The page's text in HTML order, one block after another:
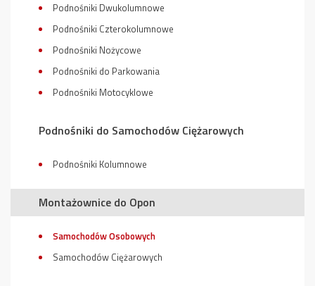
Podnośniki Dwukolumnowe
Podnośniki Czterokolumnowe
Podnośniki Nożycowe
Podnośniki do Parkowania
Podnośniki Motocyklowe
Podnośniki do Samochodów Ciężarowych
Podnośniki Kolumnowe
Montażownice do Opon
Samochodów Osobowych
Samochodów Ciężarowych